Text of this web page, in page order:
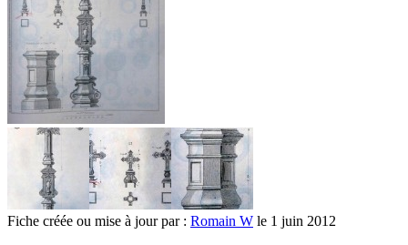
Fiche créée ou mise à jour par : Romain W le 1 juin 2012